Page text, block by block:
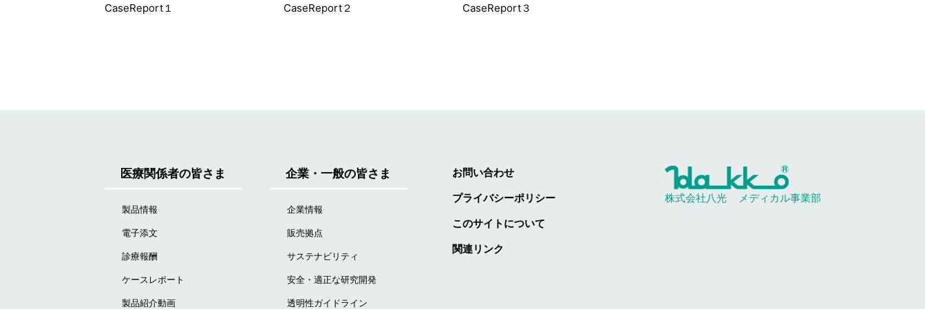
CaseReport１
CaseReport２
CaseReport３
医療関係者の皆さま
製品情報
電子添文
診療報酬
ケースレポート
製品紹介動画
企業・一般の皆さま
企業情報
販売拠点
サステナビリティ
安全・適正な研究開発
透明性ガイドライン
お問い合わせ
プライバシーポリシー
このサイトについて
関連リンク
株式会社八光 メディカル事業部